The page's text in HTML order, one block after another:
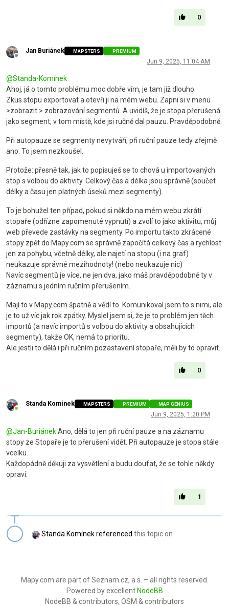
0
Jan Buriánek MAPSTERS PREMIUM
Jun 9, 2025, 11:04 AM
@Standa-Komínek
Ahoj, já o tomto problému moc dobře vím, je tam již dlouho.
Zkus stopu exportovat a otevři ji na mém webu. Zapni si v menu
>zobrazit > zobrazování segmentů. A uvidíš, že je stopa přerušená
jako segment, v tom místě, kde jsi ručně dal pauzu. Pravděpodobně.
Při autopauze se segmenty nevytváří, při ruční pauze tedy zřejmě
ano. To jsem nezkoušel.
Protože: přesně tak, jak to popisuješ se to chová u importovaných
stop s volbou do aktivity. Celkový čas a délka jsou správně (součet
délky a času jen platných úseků mezi segmenty).
To je bohužel ten případ, pokud si někdo na mém webu zkrátí
stopaře (odřízne zapomenuté vypnutí) a zvolí to jako aktivitu, můj
web převede zastávky na segmenty. Po importu takto zkrácené
stopy zpět do Mapy.com se správně započítá celkový čas a rychlost
jen za pohybu, včetně délky, ale najetí na stopu (i na graf)
neukazuje správné mezihodnoty! (nebo neukazuje nic)
Navíc segmentů je více, ne jen dva, jako máš pravděpodobně ty v
záznamu s jedním ručním přerušením.
Mají to v Mapy.com špatně a vědí to. Komunikoval jsem to s nimi, ale
je to už víc jak rok zpátky. Myslel jsem si, že je to problém jen těch
importů (a navíc importů s volbou do aktivity a obsahujících
segmenty), takže OK, nemá to prioritu.
Ale jestli to dělá i při ručním pozastavení stopaře, měli by to opravit.
0
Standa Komínek MAPSTERS PREMIUM MAP GENIUS
Jun 9, 2025, 1:20 PM
@Jan-BuriánekAno, dělá to jen při ruční pauze a na záznamu
stopy ze Stopaře je to přerušení vidět. Při autopauze je stopa stále
vcelku.
Každopádně děkuji za vysvětlení a budu doufat, že se tohle někdy
opraví.
1
Standa Komínekreferenced this topic on
Mapy.com are part of Seznam.cz, a.s. – all rights reserved.
Powered by excellent NodeBB
NodeBB & contributors, OSM & contributors